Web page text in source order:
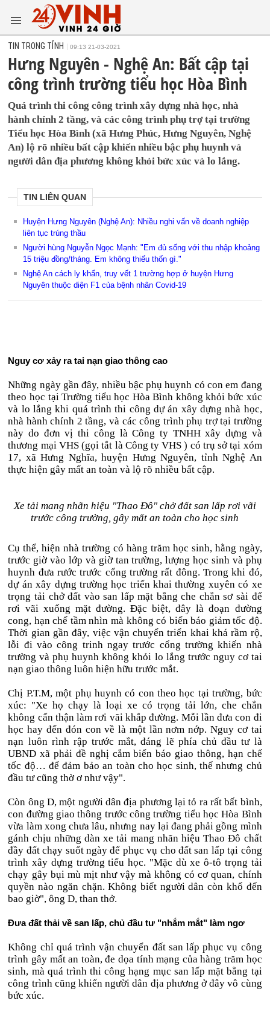
TIN TRONG TỈNH 09:13 21-03-2021
Hưng Nguyên - Nghệ An: Bất cập tại
công trình trường tiểu học Hòa Bình
Quá trình thi công công trình xây dựng nhà học, nhà
hành chính 2 tầng, và các công trình phụ trợ tại trường
Tiểu học Hòa Bình (xã Hưng Phúc, Hưng Nguyên, Nghệ
An) lộ rõ nhiều bất cập khiến nhiều bậc phụ huynh và
người dân địa phương không khỏi bức xúc và lo lắng.
TIN LIÊN QUAN
Huyện Hưng Nguyên (Nghệ An): Nhiều nghi vấn về doanh nghiệp
liên tục trúng thầu
Người hùng Nguyễn Ngọc Mạnh: "Em đủ sống với thu nhập khoảng
15 triệu đồng/tháng. Em không thiếu thốn gì."
Nghệ An cách ly khẩn, truy vết 1 trường hợp ở huyện Hưng
Nguyên thuộc diện F1 của bệnh nhân Covid-19
Nguy cơ xảy ra tai nạn giao thông cao
Những ngày gần đây, nhiều bậc phụ huynh có con em đang
theo học tại Trường tiểu học Hòa Bình không khỏi bức xúc
và lo lắng khi quá trình thi công dự án xây dựng nhà học,
nhà hành chính 2 tầng, và các công trình phụ trợ tại trường
này do đơn vị thi công là Công ty TNHH xây dựng và
thương mại VHS (gọi tắt là Công ty VHS ) có trụ sở tại xóm
17, xã Hưng Nghĩa, huyện Hưng Nguyên, tỉnh Nghệ An
thực hiện gây mất an toàn và lộ rõ nhiều bất cập.
Xe tải mang nhãn hiệu "Thao Đô" chở đất san lấp rơi vãi
trước công trường, gây mất an toàn cho học sinh
Cụ thể, hiện nhà trường có hàng trăm học sinh, hằng ngày,
trước giờ vào lớp và giờ tan trường, lượng học sinh và phụ
huynh đưa rước trước cổng trường rất đông. Trong khi đó,
dự án xây dựng trường học triển khai thường xuyên có xe
trọng tải chở đất vào san lấp mặt bằng che chắn sơ sài để
rơi vãi xuống mặt đường. Đặc biệt, đây là đoạn đường
cong, hạn chế tầm nhìn mà không có biển báo giảm tốc độ.
Thời gian gần đây, việc vận chuyển triển khai khá rầm rộ,
lỗi đi vào công trinh ngay trước cổng trường khiến nhà
trường và phụ huynh không khỏi lo lắng trước nguy cơ tai
nạn giao thông luôn hiện hữu trước mắt.
Chị P.T.M, một phụ huynh có con theo học tại trường, bức
xúc: "Xe họ chạy là loại xe có trọng tải lớn, che chắn
không cẩn thận làm rơi vãi khắp đường. Mỗi lần đưa con đi
học hay đến đón con về là một lần nơm nớp. Nguy cơ tai
nạn luôn rình rập trước mắt, đáng lẽ phía chủ đầu tư là
UBND xã phải đề nghị cắm biển báo giao thông, hạn chế
tốc độ… để đảm bảo an toàn cho học sinh, thế nhưng chủ
đầu tư cũng thờ ơ như vậy".
Còn ông D, một người dân địa phương lại tỏ ra rất bất bình,
con đường giao thông trước công trường tiểu học Hòa Bình
vừa làm xong chưa lâu, nhưng nay lại đang phải gồng mình
gánh chịu những dàn xe tải mang nhãn hiệu Thao Đô chất
đầy đất chạy suốt ngày để phục vụ cho đất san lấp tại công
trình xây dựng trường tiểu học. "Mặc dù xe ô-tô trọng tải
chạy gây bụi mù mịt như vậy mà không có cơ quan, chính
quyền nào ngăn chặn. Không biết người dân còn khổ đến
bao giờ", ông D, than thở.
Đưa đất thải về san lấp, chủ đầu tư "nhắm mắt" làm ngơ
Không chỉ quá trình vận chuyển đất san lấp phục vụ công
trình gây mất an toàn, đe dọa tính mạng của hàng trăm học
sinh, mà quá trình thi công hạng mục san lấp mặt bằng tại
công trình cũng khiến người dân địa phương ở đây vô cùng
bức xúc.